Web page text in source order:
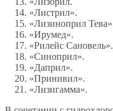
«Листрил».
«Лизиноприл
«Ирумед».
«Рилейс Сановель».
«Синоприл».
«Даприл».
«Принивил».
«Лизигамма».